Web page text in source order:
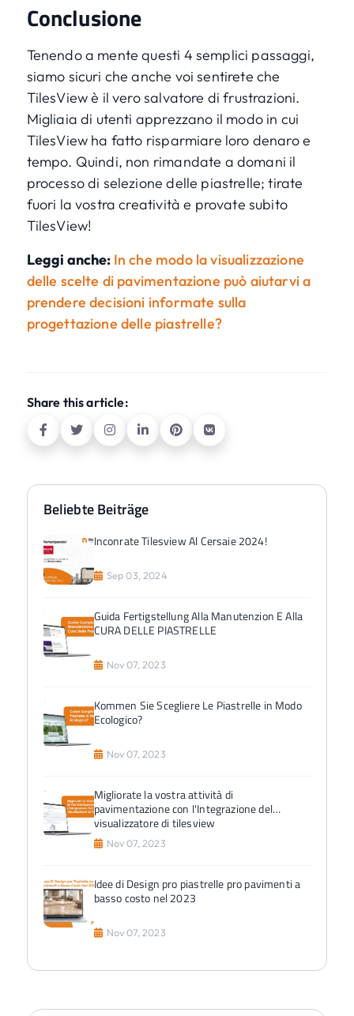
Beliebte Beiträge
Inconrate Tilesview Al Cersaie 2024!
Sep 03, 2024
Guida Fertigstellung Alla Manutenzion E Alla
CURA DELLE PIASTRELLE
Nov 07, 2023
Kommen Sie Scegliere Le Piastrelle in Modo
Ecologico?
Nov 07, 2023
Migliorate la vostra attività di
pavimentazione con l'Integrazione del
visualizzatore di tilesview
Nov 07, 2023
Idee di Design pro piastrelle pro pavimenti a
basso costo nel 2023
Nov 07, 2023
Conclusione
Tenendo a mente questi 4 semplici passaggi,
siamo sicuri che anche voi sentirete che
TilesView è il vero salvatore di frustrazioni.
Migliaia di utenti apprezzano il modo in cui
TilesView ha fatto risparmiare loro denaro e
tempo. Quindi, non rimandate a domani il
processo di selezione delle piastrelle; tirate
fuori la vostra creatività e provate subito
TilesView!
Leggi anche: In che modo la visualizzazione
delle scelte di pavimentazione può aiutarvi a
prendere decisioni informate sulla
progettazione delle piastrelle?
Share this article: